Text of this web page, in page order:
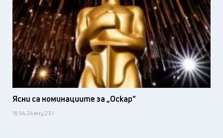
Ясни са номинациите за „Оскар“
16:54, 24 яну 23 /